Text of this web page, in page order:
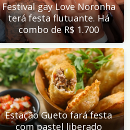
Festival gay Love Noronha
terá festa flutuante. Há
combo de R$ 1.700
Estação Gueto fará festa
com pastel liberado